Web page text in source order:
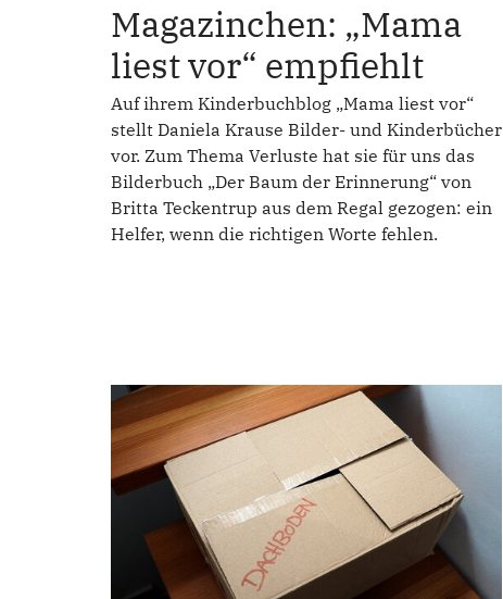
Magazinchen: „Mama
liest vor“ empfiehlt
Auf ihrem Kinderbuchblog „Mama liest vor“
stellt Daniela Krause Bilder- und Kinderbücher
vor. Zum Thema Verluste hat sie für uns das
Bilderbuch „Der Baum der Erinnerung“ von
Britta Teckentrup aus dem Regal gezogen: ein
Helfer, wenn die richtigen Worte fehlen.